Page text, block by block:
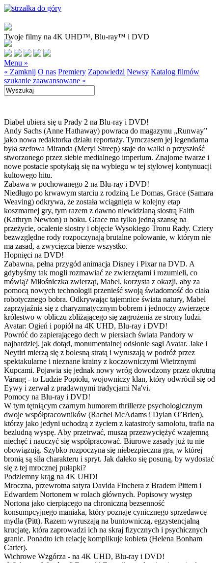
Twoje filmy na 4K UHD™, Blu-ray™ i DVD
Menu »
« Zamknij O nas Premiery Zapowiedzi Newsy Katalog filmów
szukanie zaawansowane »
Diabeł ubiera się u Prady 2 na Blu-ray i DVD!
Andy Sachs (Anne Hathaway) powraca do magazynu „Runway”
jako nowa redaktorka działu reportaży. Tymczasem jej legendarna
była szefowa Miranda (Meryl Streep) staje do walki o przyszłość
stworzonego przez siebie medialnego imperium. Znajome twarze i
nowe postacie spotykają się na wybiegu w tej stylowej kontynuacji
kultowego hitu.
Zabawa w pochowanego 2 na Blu-ray i DVD!
Niedługo po krwawym starciu z rodziną Le Domas, Grace (Samara
Weaving) odkrywa, że została wciągnięta w kolejny etap
koszmarnej gry, tym razem z dawno niewidzianą siostrą Faith
(Kathryn Newton) u boku. Grace ma tylko jedną szansę na
przeżycie, ocalenie siostry i objęcie Wysokiego Tronu Rady. Cztery
bezwzględne rody rozpoczynają brutalne polowanie, w którym nie
ma zasad, a zwycięzca bierze wszystko.
Hopnięci na DVD!
Zabawna, pełna przygód animacja Disney i Pixar na DVD. A
gdybyśmy tak mogli rozmawiać ze zwierzętami i rozumieli, co
mówią? Miłośniczka zwierząt, Mabel, korzysta z okazji, aby za
pomocą nowych technologii przenieść swoją świadomość do ciała
robotycznego bobra. Odkrywając tajemnice świata natury, Mabel
zaprzyjaźnia się z charyzmatycznym bobrem i jednoczy zwierzęce
królestwo w obliczu zbliżającego się zagrożenia ze strony ludzi.
Avatar: Ogień i popiół na 4K UHD, Blu-ray i DVD!
Powróć do zapierającego dech w piersiach świata Pandory w
najbardziej, jak dotąd, monumentalnej odsłonie sagi Avatar. Jake i
Neytiri mierzą się z bolesną stratą i wyruszają w podróż przez
spektakularne i nieznane krainy z koczowniczymi Wietrznymi
Kupcami. Pojawia się jednak nowy wróg dowodzony przez okrutną
Varang - to Ludzie Popiołu, wojowniczy klan, który odwrócił się od
Eywy i zerwał z pradawnymi tradycjami Na'vi.
Pomocy na Blu-ray i DVD!
W tym tętniącym czarnym humorem thrillerze psychologicznym
dwoje współpracowników (Rachel McAdams i Dylan O’Brien),
którzy jako jedyni uchodzą z życiem z katastrofy samolotu, trafia na
bezludną wyspę. Aby przetrwać, muszą przezwyciężyć wzajemną
niechęć i nauczyć się współpracować. Biurowe zasady już tu nie
obowiązują. Szybko rozpoczyna się niebezpieczna gra, w której
bronią są siła charakteru i spryt. Jak daleko się posuną, by wydostać
się z tej mrocznej pułapki?
Podziemny krąg na 4K UHD!
Mroczna, przewrotna satyra Davida Finchera z Bradem Pittem i
Edwardem Nortonem w rolach głównych. Popisowy występ
Nortona jako cierpiącego na chroniczną bezsenność
konsumpcyjnego maniaka, który poznaje cynicznego sprzedawcę
mydła (Pitt). Razem wyruszają na buntowniczą, egzystencjalną
krucjatę, która zaprowadzi ich na skraj fizycznych i psychicznych
granic. Ponadto ich relację komplikuje kobieta (Helena Bonham
Carter).
Wichrowe Wzgórza - na 4K UHD, Blu-ray i DVD!